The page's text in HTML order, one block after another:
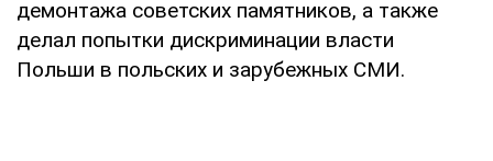
демонтажа советских памятников, а также
делал попытки дискриминации власти
Польши в польских и зарубежных СМИ.